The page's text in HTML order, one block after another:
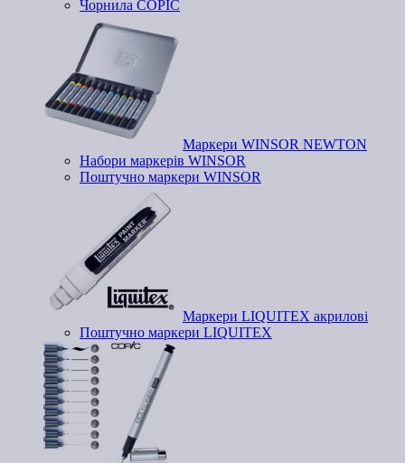
Чорнила COPIC
Маркери WINSOR NEWTON
Набори маркерів WINSOR
Поштучно маркери WINSOR
Маркери LIQUITEX акрилові
Поштучно маркери LIQUITEX